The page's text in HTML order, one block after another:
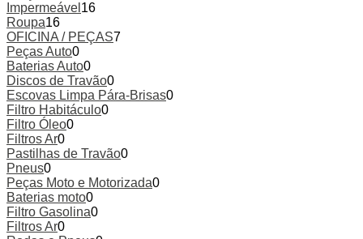
Impermeável 16
Roupa16
OFICINA / PEÇAS7
Peças Auto0
Baterias Auto0
Discos de Travão0
Escovas Limpa Pára-Brisas0
Filtro Habitáculo0
Filtro Óleo0
Filtros Ar0
Pastilhas de Travão0
Pneus0
Peças Moto e Motorizada0
Baterias moto0
Filtro Gasolina0
Filtros Ar0